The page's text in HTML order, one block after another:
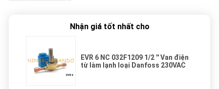
Nhận giá tốt nhất cho
EVR 6 NC 032F1209 1/2 '' Van điện
từ làm lạnh loại Danfoss 230VAC